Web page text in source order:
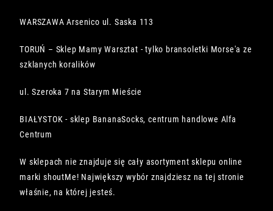
WARSZAWA Arsenico ul. Saska 113
TORUŃ – Sklep Mamy Warsztat - tylko bransoletki Morse'a ze
szklanych koralików
ul. Szeroka 7 na Starym Mieście
BIAŁYSTOK - sklep BananaSocks, centrum handlowe Alfa
Centrum
W sklepach nie znajduje się cały asortyment sklepu online
marki shoutMe! Największy wybór znajdziesz na tej stronie
właśnie, na której jesteś.